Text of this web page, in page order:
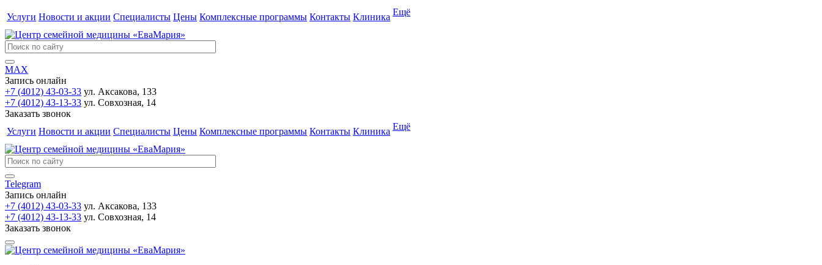
Услуги Новости и акции Специалисты Цены Комплексные программы Контакты Клиника Ещё
MAX
Запись онлайн
+7 (4012) 43-03-33 ул. Аксакова, 133
+7 (4012) 43-13-33 ул. Совхозная, 14
Заказать звонок
Услуги Новости и акции Специалисты Цены Комплексные программы Контакты Клиника Ещё
Telegram
Запись онлайн
+7 (4012) 43-03-33 ул. Аксакова, 133
+7 (4012) 43-13-33 ул. Совхозная, 14
Заказать звонок